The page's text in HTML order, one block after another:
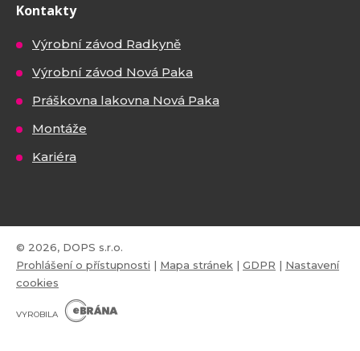
Kontakty
Výrobní závod Radkyně
Výrobní závod Nová Paka
Práškovna lakovna Nová Paka
Montáže
Kariéra
© 2026, DOPS s.r.o.
Prohlášení o přístupnosti | Mapa stránek | GDPR | Nastavení
cookies
VYROBILA
B